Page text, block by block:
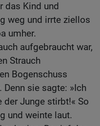
das Kind und
weg und irrte ziellos
umher.
aufgebraucht war,
Strauch
Bogenschuss
sie sagte: »Ich
der Junge stirbt!« So
und weinte laut.